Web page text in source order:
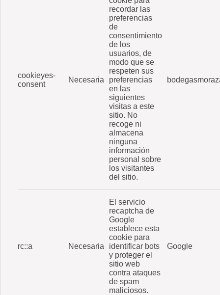
cookieyes-
consent
Necesaria
recordar las
preferencias
de
consentimiento
de los
usuarios, de
modo que se
respeten sus
preferencias
en las
siguientes
visitas a este
sitio. No
recoge ni
almacena
ninguna
información
personal sobre
los visitantes
del sitio.
rc::a Necesaria
El servicio
recaptcha de
Google
establece esta
cookie para
identificar bots
y proteger el
sitio web
contra ataques
de spam
maliciosos.
Google